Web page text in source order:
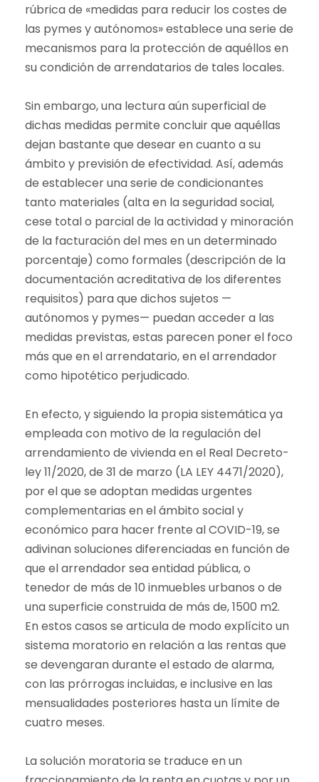
rúbrica de «medidas para reducir los costes de
las pymes y autónomos» establece una serie de
mecanismos para la protección de aquéllos en
su condición de arrendatarios de tales locales.
Sin embargo, una lectura aún superficial de
dichas medidas permite concluir que aquéllas
dejan bastante que desear en cuanto a su
ámbito y previsión de efectividad. Así, además
de establecer una serie de condicionantes
tanto materiales (alta en la seguridad social,
cese total o parcial de la actividad y minoración
de la facturación del mes en un determinado
porcentaje) como formales (descripción de la
documentación acreditativa de los diferentes
requisitos) para que dichos sujetos —
autónomos y pymes— puedan acceder a las
medidas previstas, estas parecen poner el foco
más que en el arrendatario, en el arrendador
como hipotético perjudicado.
En efecto, y siguiendo la propia sistemática ya
empleada con motivo de la regulación del
arrendamiento de vivienda en el Real Decreto-
ley 11/2020, de 31 de marzo (LA LEY 4471/2020),
por el que se adoptan medidas urgentes
complementarias en el ámbito social y
económico para hacer frente al COVID-19, se
adivinan soluciones diferenciadas en función de
que el arrendador sea entidad pública, o
tenedor de más de 10 inmuebles urbanos o de
una superficie construida de más de, 1500 m2.
En estos casos se articula de modo explícito un
sistema moratorio en relación a las rentas que
se devengaran durante el estado de alarma,
con las prórrogas incluidas, e inclusive en las
mensualidades posteriores hasta un límite de
cuatro meses.
La solución moratoria se traduce en un